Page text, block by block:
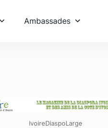
Ambassades
IvoireDiaspoLarge